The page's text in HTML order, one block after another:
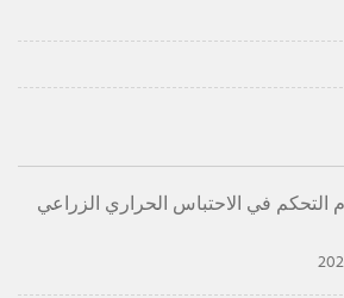
التحكم في الاحتباس الحراري الزراعي